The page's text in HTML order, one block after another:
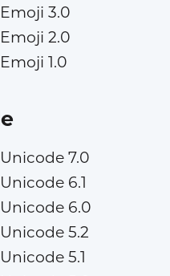
Emoji 3.0
Emoji 2.0
Emoji 1.0
Unicode 7.0
Unicode 6.1
Unicode 6.0
Unicode 5.2
Unicode 5.1